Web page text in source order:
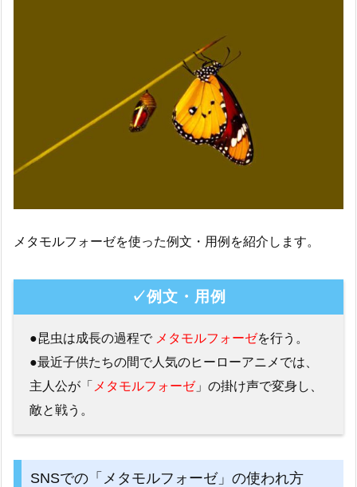
メタモルフォーゼを使った例文・用例を紹介します。
✓例文・用例
●昆虫は成長の過程でメタモルフォーゼを行う。
●最近子供たちの間で人気のヒーローアニメでは、
主人公が「 メタモルフォーゼ」の掛け声で変身し、
敵と戦う。
SNSでの「メタモルフォーゼ」の使われ方